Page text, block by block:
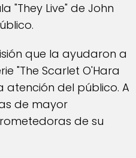
"They Live" de John
que la ayudaron a
"The Scarlet O'Hara
del público. A
de mayor
de su